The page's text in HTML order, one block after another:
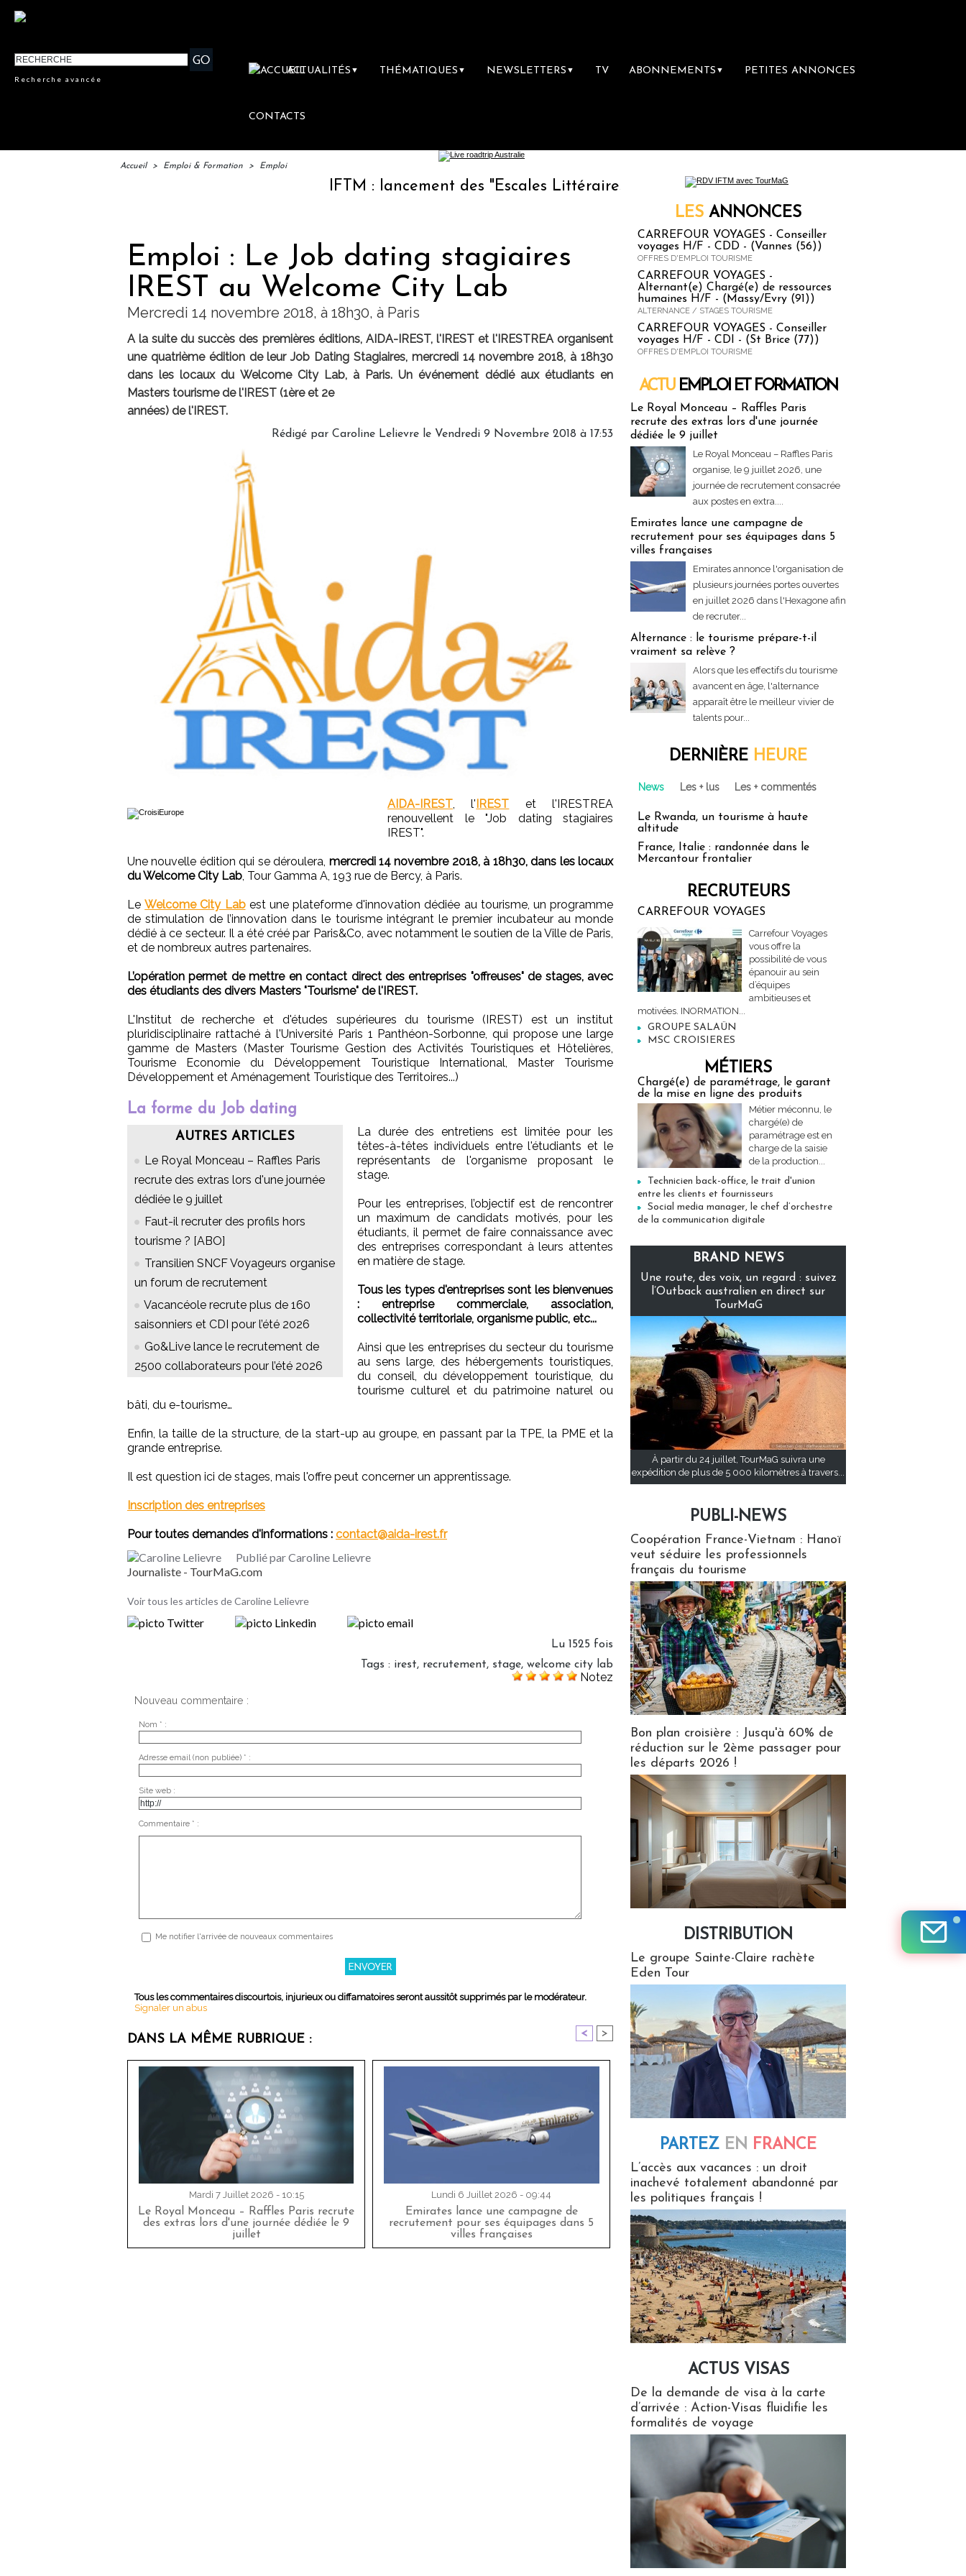
Recherche avancée
ACTUALITÉS ▼ THÉMATIQUES ▼ NEWSLETTERS ▼ TV ABONNEMENTS ▼ PETITES ANNONCES
CONTACTS
Accueil > Emploi & Formation > Emploi
IFTM : lancement des "Escales Littéraires", la première librairie du voyage
Emploi : Le Job dating stagiaires
IREST au Welcome City Lab
Mercredi 14 novembre 2018, à 18h30, à Paris
A la suite du succès des premières éditions, AIDA-IREST, l'IREST et l'IRESTREA organisent
une quatrième édition de leur Job Dating Stagiaires, mercredi 14 novembre 2018, à 18h30
dans les locaux du Welcome City Lab, à Paris. Un événement dédié aux étudiants en
Masters tourisme de l'IREST (1ère et 2e
années) de l'IREST.
Rédigé par Caroline Lelievre le Vendredi 9 Novembre 2018 à 17:53
AIDA-IREST, l'IREST et l'IRESTREA
renouvellent le "Job dating stagiaires
IREST".
Une nouvelle édition qui se déroulera, mercredi 14 novembre 2018, à 18h30, dans les locaux
du Welcome City Lab, Tour Gamma A, 193 rue de Bercy, à Paris.
LeWelcome City Labest une plateforme d'innovation dédiée au tourisme, un programme
de stimulation de l’innovation dans le tourisme intégrant le premier incubateur au monde
dédié à ce secteur. Il a été créé par Paris&Co, avec notamment le soutien de la Ville de Paris,
et de nombreux autres partenaires.
L’opération permet de mettre en contact direct des entreprises "offreuses" de stages, avec
des étudiants des divers Masters "Tourisme" de l'IREST.
L'Institut de recherche et d'études supérieures du tourisme (IREST) est un institut
pluridisciplinaire rattaché à l'Université Paris 1 Panthéon-Sorbonne, qui propose une large
gamme de Masters (Master Tourisme Gestion des Activités Touristiques et Hôtelières,
Tourisme Economie du Développement Touristique International, Master Tourisme
Développement et Aménagement Touristique des Territoires...)
La forme du Job dating
AUTRES ARTICLES
Le Royal Monceau – Raffles Paris
recrute des extras lors d'une journée
dédiée le 9 juillet
Faut-il recruter des profils hors
tourisme ? [ABO]
Transilien SNCF Voyageurs organise
un forum de recrutement
Vacancéole recrute plus de 160
saisonniers et CDI pour l’été 2026
Go&Live lance le recrutement de
2500 collaborateurs pour l’été 2026
La durée des entretiens est limitée pour les
têtes-à-têtes individuels entre l'étudiants et le
représentants de l'organisme proposant le
stage.
Pour les entreprises, l’objectif est de rencontrer
un maximum de candidats motivés, pour les
étudiants, il permet de faire connaissance avec
des entreprises correspondant à leurs attentes
en matière de stage.
Tous les types d'entreprises sont les bienvenues
: entreprise commerciale, association,
collectivité territoriale, organisme public, etc...
Ainsi que les entreprises du secteur du tourisme
au sens large, des hébergements touristiques,
du conseil, du développement touristique, du
tourisme culturel et du patrimoine naturel ou
bâti, du e-tourisme…
Enfin, la taille de la structure, de la start-up au groupe, en passant par la TPE, la PME et la
grande entreprise.
Il est question ici de stages, mais l'offre peut concerner un apprentissage.
Inscription des entreprises
Pour toutes demandes d'informations : contact@aida-irest.fr
Publié par Caroline Lelievre
Journaliste - TourMaG.com
Voir tous les articles de Caroline Lelievre
Lu 1525 fois
Tags : irest, recrutement, stage, welcome city lab
Notez
Nouveau commentaire :
Nom * :
Adresse email (non publiée) * :
Site web :
Commentaire * :
Me notifier l'arrivée de nouveaux commentaires
Tous les commentaires discourtois, injurieux ou diffamatoires seront aussitôt supprimés par le modérateur.
Signaler un abus
DANS LA MÊME RUBRIQUE : < >
Mardi 7 Juillet 2026 - 10:15
Le Royal Monceau – Raffles Paris recrute
des extras lors d'une journée dédiée le 9
juillet
Lundi 6 Juillet 2026 - 09:44
Emirates lance une campagne de
recrutement pour ses équipages dans 5
villes françaises
LES ANNONCES
CARREFOUR VOYAGES - Conseiller
voyages H/F - CDD - (Vannes (56))
OFFRES D'EMPLOI TOURISME
CARREFOUR VOYAGES -
Alternant(e) Chargé(e) de ressources
humaines H/F - (Massy/Evry (91))
ALTERNANCE / STAGES TOURISME
CARREFOUR VOYAGES - Conseiller
voyages H/F - CDI - (St Brice (77))
OFFRES D'EMPLOI TOURISME
ACTU EMPLOI ET FORMATION
Le Royal Monceau – Raffles Paris
recrute des extras lors d'une journée
dédiée le 9 juillet
Le Royal Monceau – Raffles Paris
organise, le 9 juillet 2026, une
journée de recrutement consacrée
aux postes en extra....
Emirates lance une campagne de
recrutement pour ses équipages dans 5
villes françaises
Emirates annonce l'organisation de
plusieurs journées portes ouvertes
en juillet 2026 dans l'Hexagone afin
de recruter...
Alternance : le tourisme prépare-t-il
vraiment sa relève ?
Alors que les effectifs du tourisme
avancent en âge, l'alternance
apparaît être le meilleur vivier de
talents pour...
DERNIÈRE HEURE
News Les + lus Les + commentés
Le Rwanda, un tourisme à haute
altitude
France, Italie : randonnée dans le
Mercantour frontalier
RECRUTEURS
CARREFOUR VOYAGES
Carrefour Voyages
vous offre la
possibilité de vous
épanouir au sein
d’équipes
ambitieuses et
motivées. INORMATION...
GROUPE SALAÜN
MSC CROISIERES
MÉTIERS
Chargé(e) de paramétrage, le garant
de la mise en ligne des produits
Métier méconnu, le
chargé(e) de
paramétrage est en
charge de la saisie
de la production...
Technicien back-office, le trait d'union
entre les clients et fournisseurs
Social media manager, le chef d’orchestre
de la communication digitale
BRAND NEWS
Une route, des voix, un regard : suivez
l’Outback australien en direct sur
TourMaG
À partir du 24 juillet, TourMaG suivra une
expédition de plus de 5 000 kilomètres à travers...
PUBLI-NEWS
Coopération France-Vietnam : Hanoï
veut séduire les professionnels
français du tourisme
Bon plan croisière : Jusqu'à 60% de
réduction sur le 2ème passager pour
les départs 2026 !
DISTRIBUTION
Le groupe Sainte-Claire rachète
Eden Tour
PARTEZ EN FRANCE
L’accès aux vacances : un droit
inachevé totalement abandonné par
les politiques français !
ACTUS VISAS
De la demande de visa à la carte
d’arrivée : Action-Visas fluidifie les
formalités de voyage